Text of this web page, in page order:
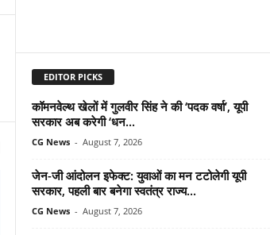
EDITOR PICKS
कॉमनवेल्थ खेलों में गुलवीर सिंह ने की ‘पदक वर्षा’, यूपी
सरकार अब करेगी ‘धन...
CG News - August 7, 2026
जेन-जी आंदोलन इफेक्ट: युवाओं का मन टटोलेगी यूपी
सरकार, पहली बार बनेगा स्वतंत्र राज्य...
CG News - August 7, 2026